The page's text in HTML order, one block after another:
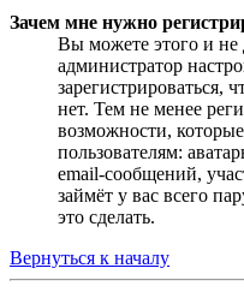
Зачем мне нужно
Вы можете этого и не
администратор
зарегистрироваться,
нет. Тем не менее
возможности,
пользователям:
email-сообщений,
займёт у вас всего
это сделать.
Вернуться к началу